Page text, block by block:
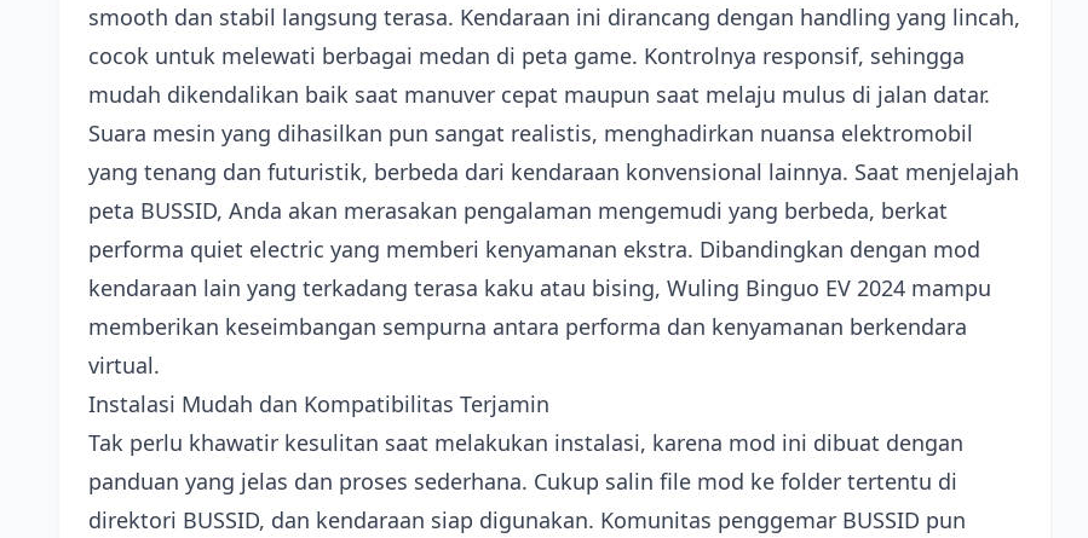
smooth dan stabil langsung terasa. Kendaraan ini dirancang dengan handling yang lincah,
cocok untuk melewati berbagai medan di peta game. Kontrolnya responsif, sehingga
mudah dikendalikan baik saat manuver cepat maupun saat melaju mulus di jalan datar.
Suara mesin yang dihasilkan pun sangat realistis, menghadirkan nuansa elektromobil
yang tenang dan futuristik, berbeda dari kendaraan konvensional lainnya. Saat menjelajah
peta BUSSID, Anda akan merasakan pengalaman mengemudi yang berbeda, berkat
performa quiet electric yang memberi kenyamanan ekstra. Dibandingkan dengan mod
kendaraan lain yang terkadang terasa kaku atau bising, Wuling Binguo EV 2024 mampu
memberikan keseimbangan sempurna antara performa dan kenyamanan berkendara
virtual.
Instalasi Mudah dan Kompatibilitas Terjamin
Tak perlu khawatir kesulitan saat melakukan instalasi, karena mod ini dibuat dengan
panduan yang jelas dan proses sederhana. Cukup salin file mod ke folder tertentu di
direktori BUSSID, dan kendaraan siap digunakan. Komunitas penggemar BUSSID pun